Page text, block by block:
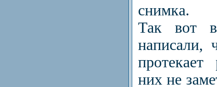
снимка.
Так вот
написали,
них не